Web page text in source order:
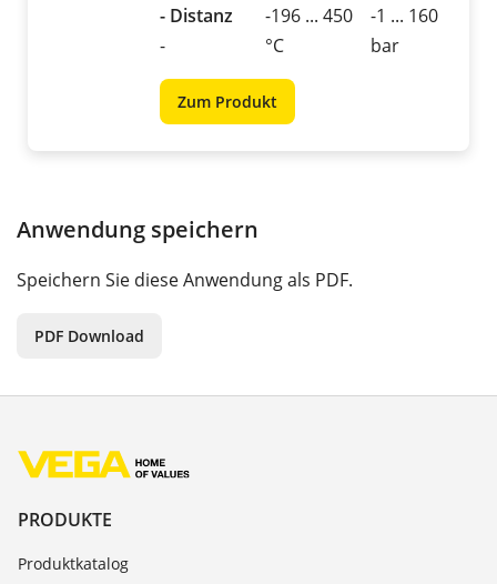
- Distanz
-
-196 ... 450
°C
-1 ... 160
bar
Zum Produkt
Anwendung speichern
Speichern Sie diese Anwendung als PDF.
PDF Download
PRODUKTE
Produktkatalog